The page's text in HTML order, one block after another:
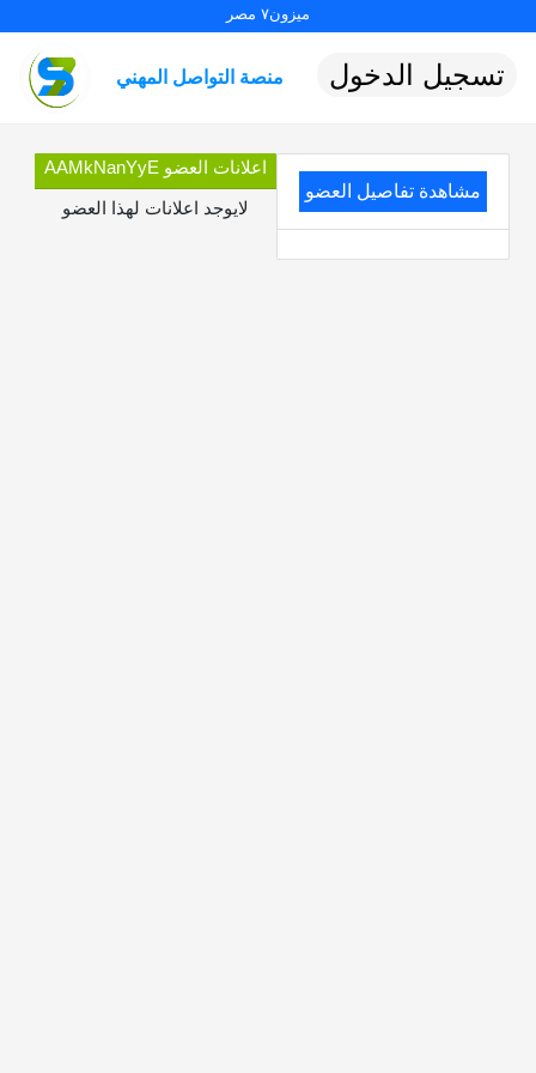
ميزون٧ مصر
منصة التواصل المهني تسجيل الدخول
مشاهدة تفاصيل العضو
اعلانات العضو AAMkNanYyE
لايوجد اعلانات لهذا العضو